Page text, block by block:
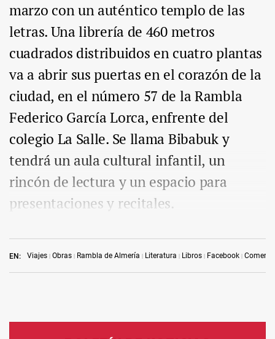
EN: Viajes Obras Rambla de Almería Literatura Libros Facebook
marzo con un auténtico templo de las
letras. Una librería de 460 metros
cuadrados distribuidos en cuatro plantas
va a abrir sus puertas en el corazón de la
ciudad, en el número 57 de la Rambla
Federico García Lorca, enfrente del
colegio La Salle. Se llama Bibabuk y
tendrá un aula cultural infantil, un
rincón de lectura y un espacio para
presentaciones y recitales.